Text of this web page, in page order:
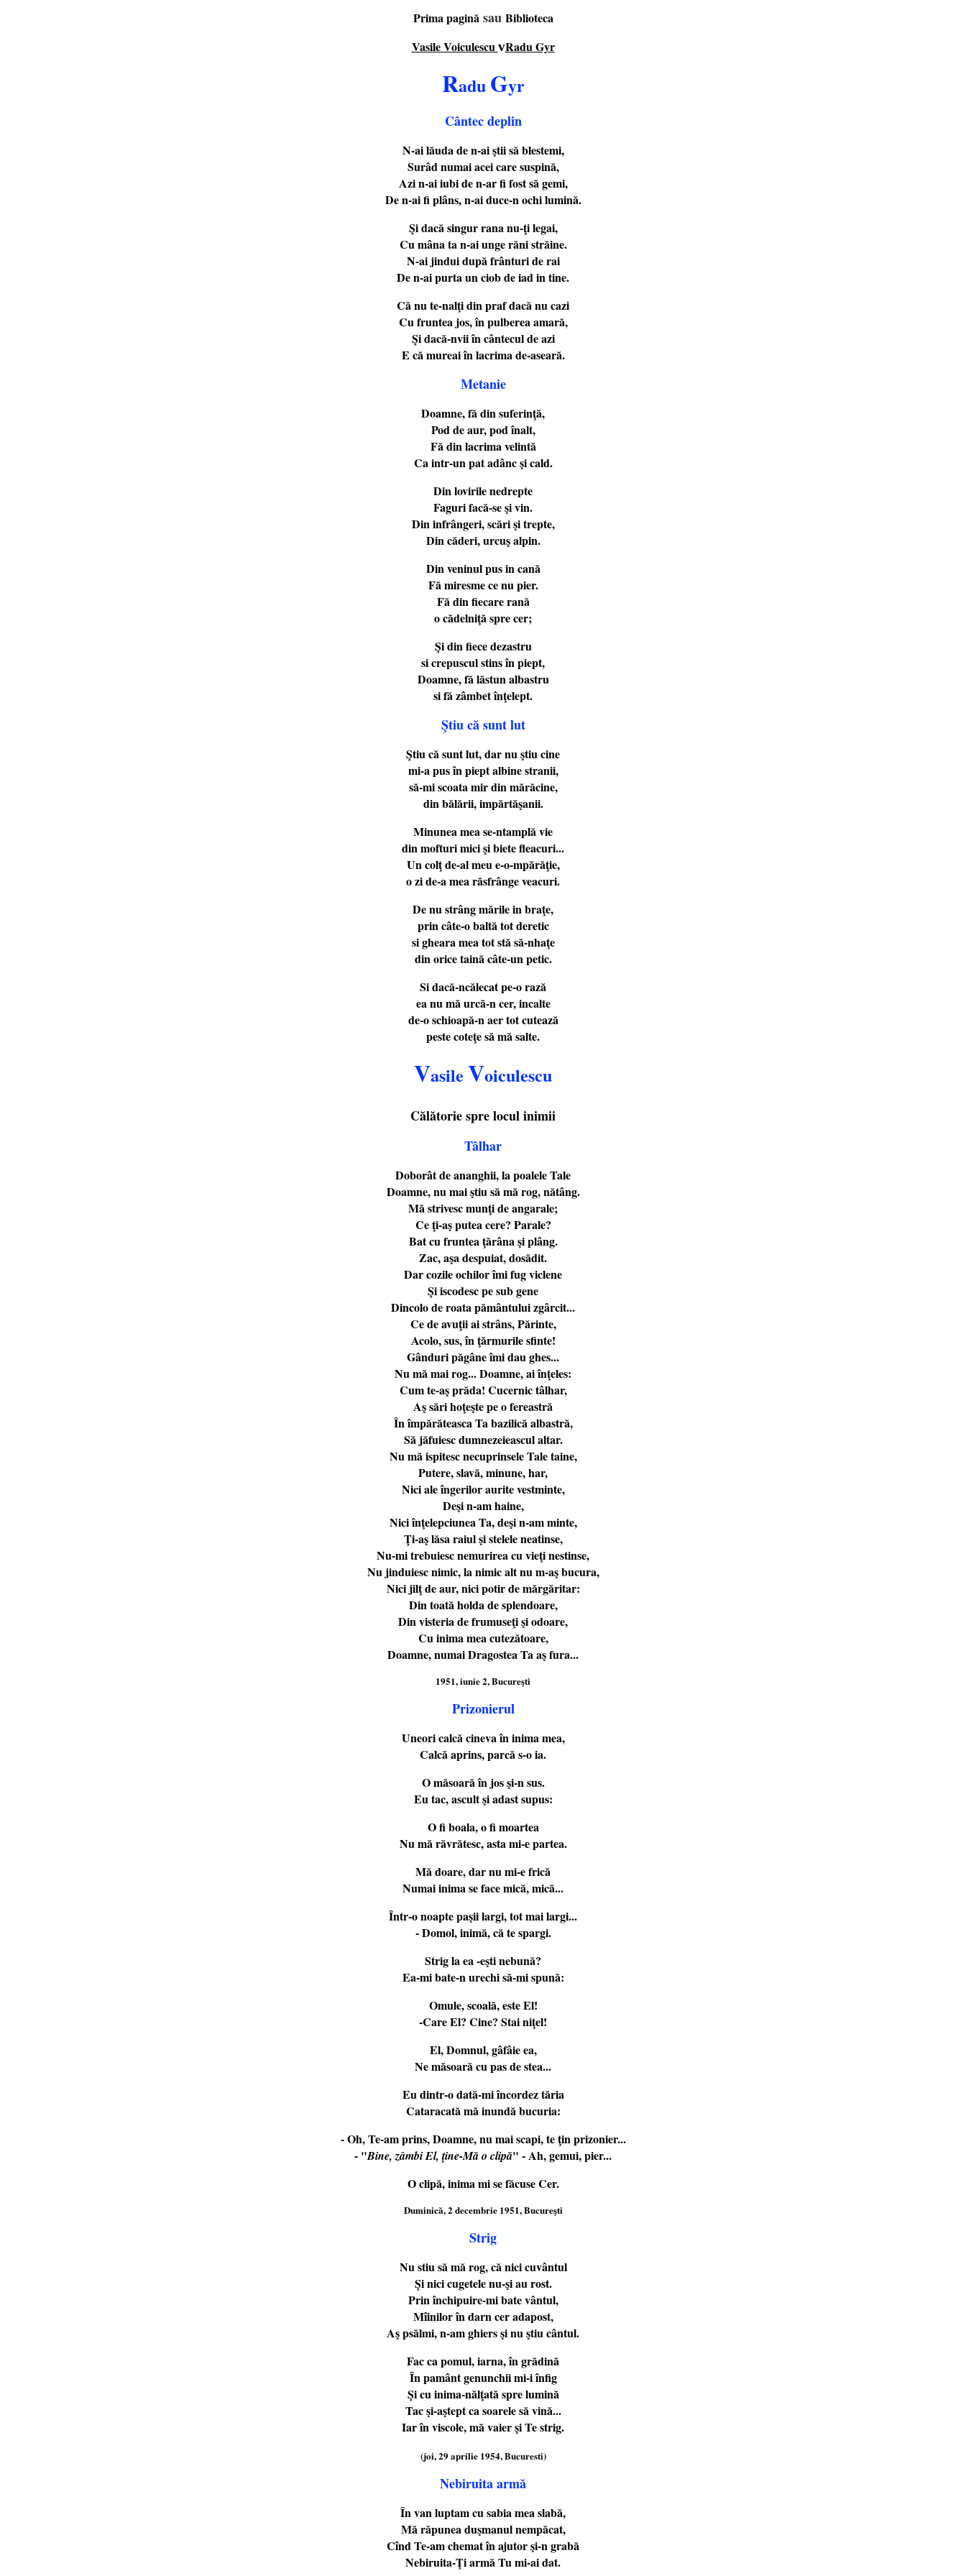
Prima paginăsau Biblioteca
Vasile VoiculescuvRadu Gyr
Radu Gyr
Cântec deplin
N-ai lăuda de n-ai ştii să blestemi,
Surâd numai acei care suspină,
Azi n-ai iubi de n-ar fi fost să gemi,
De n-ai fi plâns, n-ai duce-n ochi lumină.
Şi dacă singur rana nu-ţi legai,
Cu mâna ta n-ai unge răni străine.
N-ai jindui după frânturi de rai
De n-ai purta un ciob de iad in tine.
Că nu te-nalţi din praf dacă nu cazi
Cu fruntea jos, în pulberea amară,
Şi dacă-nvii în cântecul de azi
E că mureai în lacrima de-aseară.
Metanie
Doamne, fă din suferinţă,
Pod de aur, pod înalt,
Fă din lacrima velintă
Ca intr-un pat adânc şi cald.
Din lovirile nedrepte
Faguri facă-se şi vin.
Din infrângeri, scări şi trepte,
Din căderi, urcuş alpin.
Din veninul pus in cană
Fă miresme ce nu pier.
Fă din fiecare rană
o cădelniţă spre cer;
Şi din fiece dezastru
si crepuscul stins în piept,
Doamne, fă lăstun albastru
si fă zâmbet înţelept.
Ştiu că sunt lut
Ştiu că sunt lut, dar nu ştiu cine
mi-a pus în piept albine stranii,
să-mi scoata mir din mărăcine,
din bălării, impărtăşanii.
Minunea mea se-ntamplă vie
din mofturi mici şi biete fleacuri...
Un colţ de-al meu e-o-mpărăţie,
o zi de-a mea răsfrânge veacuri.
De nu strâng mările in braţe,
prin câte-o baltă tot deretic
si gheara mea tot stă să-nhaţe
din orice taină câte-un petic.
Si dacă-ncălecat pe-o rază
ea nu mă urcă-n cer, incalte
de-o schioapă-n aer tot cutează
peste coteţe să mă salte.
Vasile Voiculescu
Călătorie spre locul inimii
Tâlhar
Doborât de ananghii, la poalele Tale
Doamne, nu mai ştiu să mă rog, nătâng.
Mă strivesc munţi de angarale;
Ce ţi-aş putea cere? Parale?
Bat cu fruntea ţărâna şi plâng.
Zac, aşa despuiat, dosădit.
Dar cozile ochilor îmi fug viclene
Şi iscodesc pe sub gene
Dincolo de roata pământului zgârcit...
Ce de avuţii ai strâns, Părinte,
Acolo, sus, în ţărmurile sfinte!
Gânduri păgâne îmi dau ghes...
Nu mă mai rog... Doamne, ai înţeles:
Cum te-aş prăda! Cucernic tâlhar,
Aş sări hoţeşte pe o fereastră
În împărăteasca Ta bazilică albastră,
Să jăfuiesc dumnezeieascul altar.
Nu mă ispitesc necuprinsele Tale taine,
Putere, slavă, minune, har,
Nici ale îngerilor aurite vestminte,
Deşi n-am haine,
Nici înţelepciunea Ta, deşi n-am minte,
Ţi-aş lăsa raiul şi stelele neatinse,
Nu-mi trebuiesc nemurirea cu vieţi nestinse,
Nu jinduiesc nimic, la nimic alt nu m-aş bucura,
Nici jilţ de aur, nici potir de mărgăritar:
Din toată holda de splendoare,
Din visteria de frumuseţi şi odoare,
Cu inima mea cutezătoare,
Doamne, numai Dragostea Ta aş fura...
1951, iunie 2, Bucureşti
Prizonierul
Uneori calcă cineva în inima mea,
Calcă aprins, parcă s-o ia.
O măsoară în jos şi-n sus.
Eu tac, ascult şi adast supus:
O fi boala, o fi moartea
Nu mă răvrătesc, asta mi-e partea.
Mă doare, dar nu mi-e frică
Numai inima se face mică, mică...
Într-o noapte paşii largi, tot mai largi...
- Domol, inimă, că te spargi.
Strig la ea -eşti nebună?
Ea-mi bate-n urechi să-mi spună:
Omule, scoală, este El!
-Care El? Cine? Stai niţel!
El, Domnul, gâfâie ea,
Ne măsoară cu pas de stea...
Eu dintr-o dată-mi încordez tăria
Cataracată mă inundă bucuria:
- Oh, Te-am prins, Doamne, nu mai scapi, te ţin prizonier...
- "Bine, zâmbi El, ţine-Mă o clipă" - Ah, gemui, pier...
O clipă, inima mi se făcuse Cer.
Duminică, 2 decembrie 1951, Bucureşti
Strig
Nu stiu să mă rog, că nici cuvântul
Şi nici cugetele nu-şi au rost.
Prin închipuire-mi bate vântul,
Mîinilor în darn cer adapost,
Aş psălmi, n-am ghiers şi nu ştiu cântul.
Fac ca pomul, iarna, în grădină
În pamânt genunchii mi-i înfig
Şi cu inima-nălţată spre lumină
Tac şi-aştept ca soarele să vină...
Iar în viscole, mă vaier şi Te strig.
(joi, 29 aprilie 1954, Bucuresti)
Nebiruita armă
În van luptam cu sabia mea slabă,
Mă răpunea duşmanul nempăcat,
Cînd Te-am chemat în ajutor şi-n grabă
Nebiruita-Ţi armă Tu mi-ai dat.